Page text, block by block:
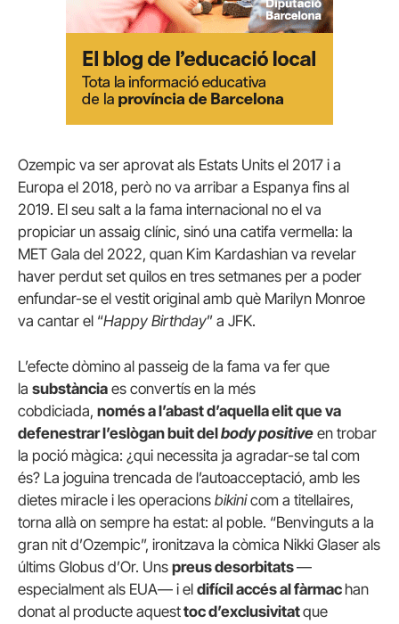
Ozempic va ser aprovat als Estats Units el 2017 i a
Europa el 2018, però no va arribar a Espanya fins al
2019. El seu salt a la fama internacional no el va
propiciar un assaig clínic, sinó una catifa vermella: la
MET Gala del 2022, quan Kim Kardashian va revelar
haver perdut set quilos en tres setmanes per a poder
enfundar-se el vestit original amb què Marilyn Monroe
va cantar el “Happy Birthday” a JFK.
L’efecte dòmino al passeig de la fama va fer que
la substància es convertís en la més
cobdiciada, només a l’abast d’aquella elit que va
defenestrar l’eslògan buit delbody positive en trobar
la poció màgica: ¿qui necessita ja agradar-se tal com
és? La joguina trencada de l’autoacceptació, amb les
dietes miracle i les operacions bikinicom a titellaires,
torna allà on sempre ha estat: al poble. “Benvinguts a la
gran nit d’Ozempic”, ironitzava la còmica Nikki Glaser als
últims Globus d’Or. Uns preus desorbitats—
especialment als EUA— i el difícil accés al fàrmac han
donat al producte aquesttoc d’exclusivitatque